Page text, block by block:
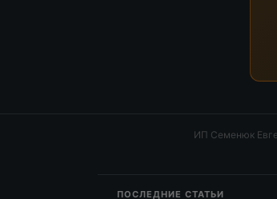
ИП Семенюк
ПОСЛЕДНИЕ СТАТЬИ